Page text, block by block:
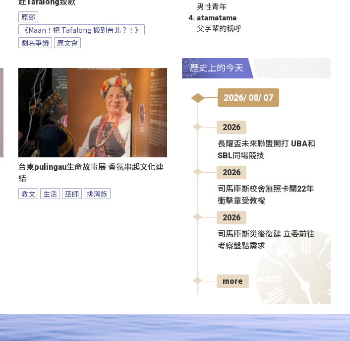
赴Tafalong致歉
原鄉
《Maan！把 Tafalong 搬到台北？！》
劇名爭議
原文會
台東pulingau生命故事展 香氛串起文化連
結
教文 生活 巫師 排灣族
男性青年
atamatama
父字輩的稱呼
歷史上的今天
2026/ 08/ 07
2026
長耀盃未來聯盟開打 UBA和
SBL同場競技
2026
司馬庫斯校舍無照卡關22年
衝擊童受教權
2026
司馬庫斯災後復建 立委前往
考察盤點需求
more